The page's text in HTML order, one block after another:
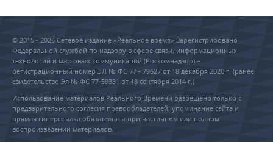
© 2015 - 2026 Сетевое издание «Реальное время» Зарегистрировано
Федеральной службой по надзору в сфере связи, информационных
технологий и массовых коммуникаций (Роскомнадзор) –
регистрационный номер ЭЛ № ФС 77 - 79627 от 18 декабря 2020 г. (ранее
свидетельство Эл № ФС 77-59331 от 18 сентября 2014 г.)
Использование материалов Реального Времени разрешено только с
предварительного согласия правообладателей, упоминание сайта и
прямая гиперссылка обязательны при частичном или полном
воспроизведении материалов.